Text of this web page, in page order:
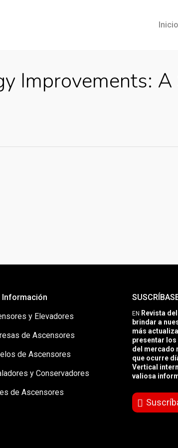
Inicio
Improvements:
Información
y Elevadores
de Ascensores
de Ascensores
y Conservadores
de Ascensores
EN Revista
brindar a
más
presentar
del mercado
que ocurre
Vertical
valiosa